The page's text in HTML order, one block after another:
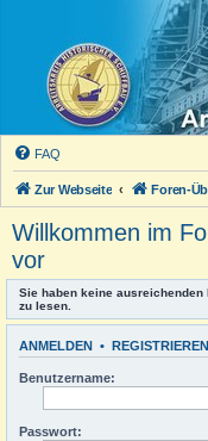
FAQ
Zur Webseite Foren-
Willkommen im
vor
Sie haben keine ausreichenden
zu lesen.
ANMELDEN • REGISTRIEREN
Benutzername:
Passwort: